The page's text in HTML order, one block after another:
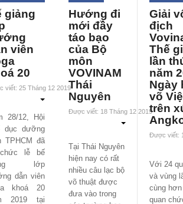
giảng
viên
20
viết: 25 Tháng 12 2019
28/12, Hội
dục dưỡng
TPHCM đã
lễ bế
lớp
dẫn viên
khoá 20
2019 tại
Hướng đi
mới đầy
táo bạo
của Bộ
môn
VOVINAM
Thái
Nguyên
Được viết: 18 Tháng 12 2019
Tại Thái Nguyên
hiện nay có rất
nhiều câu lạc bộ
võ thuật được
đưa vào trong
Giải
địch
Thế
lần
năm
Ngày
võ
trên
Được viết:
Với 24
và vùng
cùng hơn
quan